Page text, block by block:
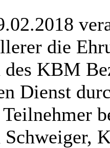
die
des KBM
Dienst